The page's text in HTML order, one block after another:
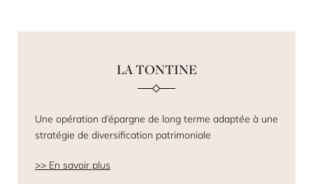
LA TONTINE
Une opération d’épargne de long terme adaptée à une
stratégie de diversification patrimoniale
En savoir plus